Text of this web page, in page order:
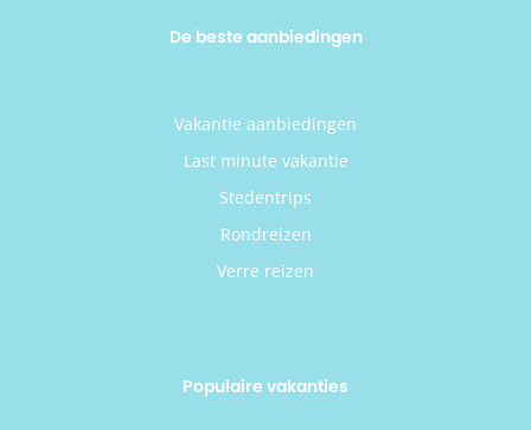
De beste aanbiedingen
Vakantie aanbiedingen
Last minute vakantie
Stedentrips
Rondreizen
Verre reizen
Populaire vakanties